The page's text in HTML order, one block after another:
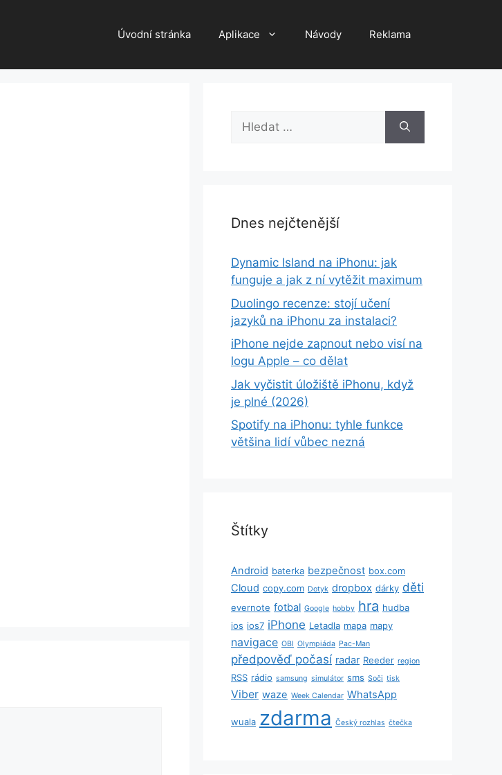
Úvodní stránka Aplikace Návody Reklama
Hledat:
Dnes nejčtenější
Dynamic Island na iPhonu: jak
funguje a jak z ní vytěžit maximum
Duolingo recenze: stojí učení
jazyků na iPhonu za instalaci?
iPhone nejde zapnout nebo visí na
logu Apple – co dělat
Jak vyčistit úložiště iPhonu, když
je plné (2026)
Spotify na iPhonu: tyhle funkce
většina lidí vůbec nezná
Štítky
Android baterka bezpečnost box.com
Cloud copy.com Dotyk dropbox dárky děti
evernote fotbal Google hobby hra hudba
ios ios7 iPhone Letadla mapa mapy
navigace OBI Olympiáda Pac-Man
předpověď počasí radar Reeder region
RSS rádio samsung simulátor sms Soči tisk
Viber waze Week Calendar WhatsApp
wuala zdarma Český rozhlas čtečka